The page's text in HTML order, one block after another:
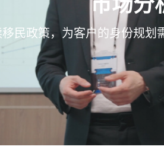
民政策，为客户的身份规划